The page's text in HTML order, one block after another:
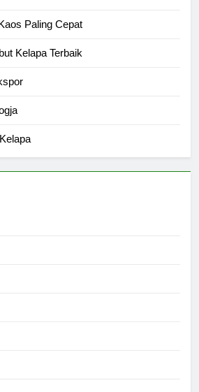
Paling Cepat
Kelapa Terbaik